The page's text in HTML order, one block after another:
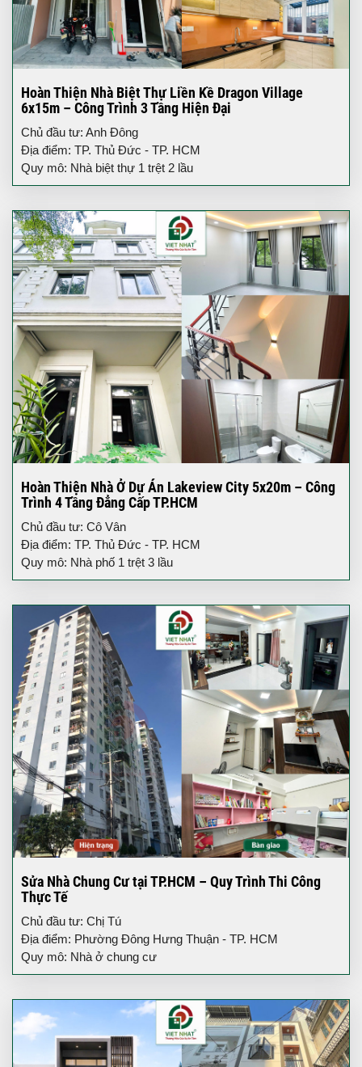
Hoàn Thiện Nhà Biệt Thự Liền Kề Dragon Village
6x15m – Công Trình 3 Tầng Hiện Đại
Chủ đầu tư: Anh Đông
Địa điểm: TP. Thủ Đức - TP. HCM
Quy mô: Nhà biệt thự 1 trệt 2 lầu
Hoàn Thiện Nhà Ở Dự Án Lakeview City 5x20m – Công
Trình 4 Tầng Đẳng Cấp TP.HCM
Chủ đầu tư: Cô Vân
Địa điểm: TP. Thủ Đức - TP. HCM
Quy mô: Nhà phố 1 trệt 3 lầu
Sửa Nhà Chung Cư tại TP.HCM – Quy Trình Thi Công
Thực Tế
Chủ đầu tư: Chị Tú
Địa điểm: Phường Đông Hưng Thuận - TP. HCM
Quy mô: Nhà ở chung cư